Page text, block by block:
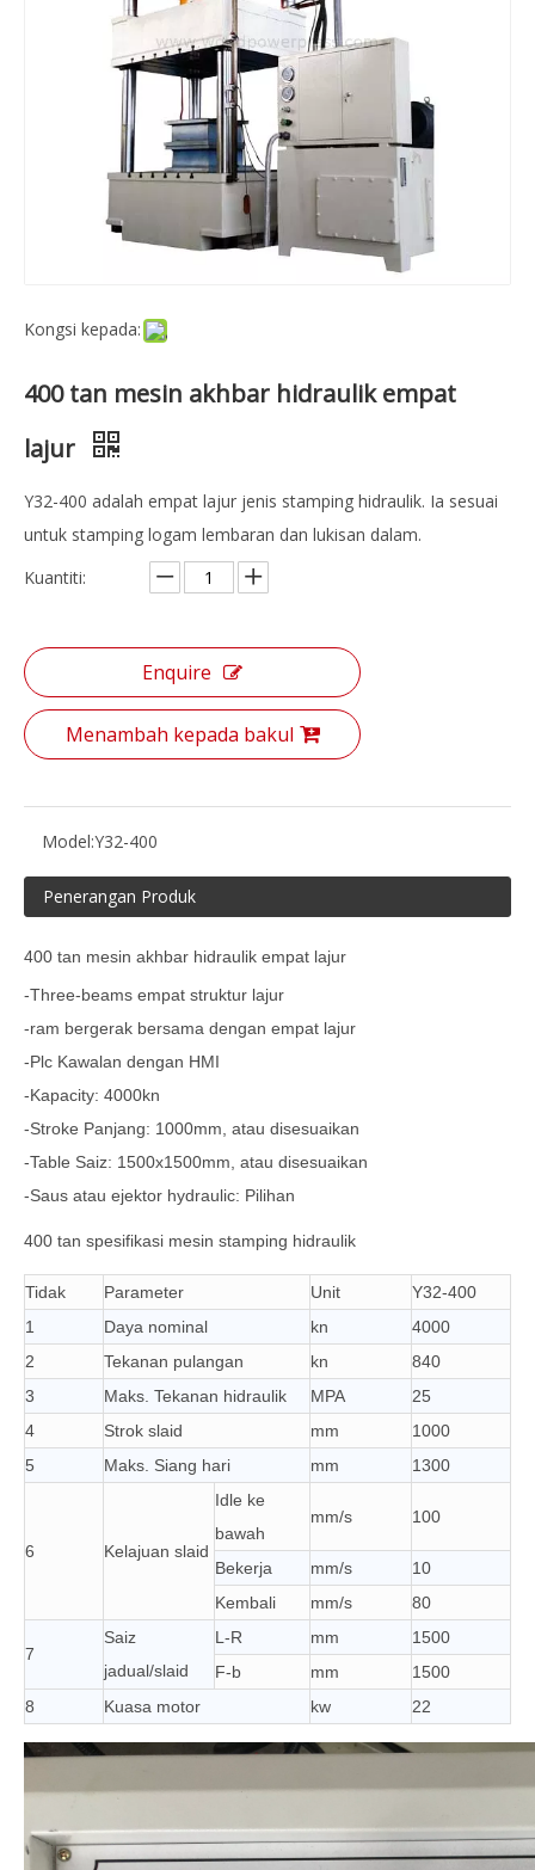
Kongsi kepada:
400 tan mesin akhbar hidraulik empat
lajur
Y32-400 adalah empat lajur jenis stamping hidraulik. Ia sesuai
untuk stamping logam lembaran dan lukisan dalam.
Kuantiti:
Enquire
Menambah kepada bakul
Model:Y32-400
Penerangan Produk
400 tan mesin akhbar hidraulik empat lajur
-Three-beams empat struktur lajur
-ram bergerak bersama dengan empat lajur
-Plc Kawalan dengan HMI
-Kapacity: 4000kn
-Stroke Panjang: 1000mm, atau disesuaikan
-Table Saiz: 1500x1500mm, atau disesuaikan
-Saus atau ejektor hydraulic: Pilihan
400 tan spesifikasi mesin stamping hidraulik
Tidak Parameter Unit
Y32-400
1
Daya nominal kn
4000
2
Tekanan pulangan kn
840
3
Maks. Tekanan hidraulik MPA
25
4
Strok slaid mm
1000
5
Maks. Siang hari mm 1300
6 Kelajuan slaid
Idle ke
bawah
mm/s 100
Bekerja mm/s
10
Kembali
mm/s 80
7
Saiz
jadual/slaid
L-R mm
1500
F-b
mm
1500
8
Kuasa motor kw 22